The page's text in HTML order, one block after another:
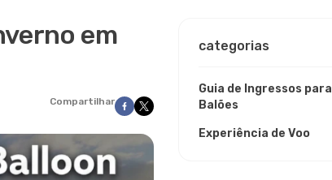
em
Compartilhar
categorias
Guia de Ingressos para
Balões
Experiência de Voo